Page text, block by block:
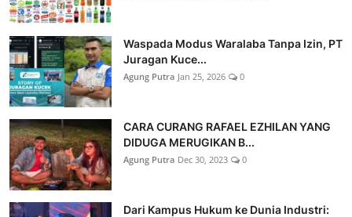
Waspada Modus Waralaba Tanpa Izin, PT
Juragan Kuce...
Agung Putra Jan 25, 2026 0
CARA CURANG RAFAEL EZHILAN YANG
DIDUGA MERUGIKAN B...
Agung Putra Dec 30, 2023 0
Dari Kampus Hukum ke Dunia Industri: